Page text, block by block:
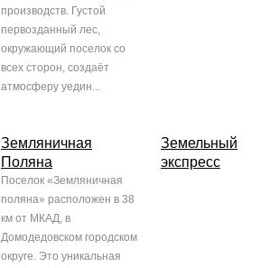
производств. Густой
первозданный лес,
окружающий поселок со
всех сторон, создаёт
атмосферу уедин...
Земляничная
Поляна
Поселок «Земляничная
поляна» расположен в 38
км от МКАД, в
Домодедовском городском
округе. Это уникальная
Земельный
экспресс